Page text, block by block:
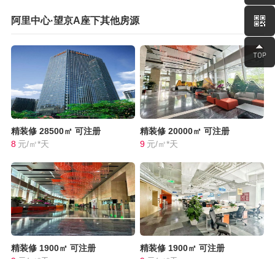
阿里中心·望京A座下其他房源
精装修 28500㎡ 可注册
8 元/㎡*天
精装修 20000㎡ 可注册
9 元/㎡*天
精装修 1900㎡ 可注册
精装修 1900㎡ 可注册